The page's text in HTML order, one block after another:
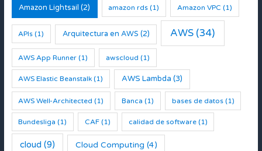
Amazon Lightsail (2) amazon rds (1) Amazon VPC (1)
APIs (1) Arquitectura en AWS (2) AWS (34)
AWS App Runner (1) awscloud (1)
AWS Elastic Beanstalk (1) AWS Lambda (3)
AWS Well-Architected (1) Banca (1) bases de datos(1)
Bundesliga (1) CAF (1) calidad de software(1)
cloud (9) Cloud Computing (4)